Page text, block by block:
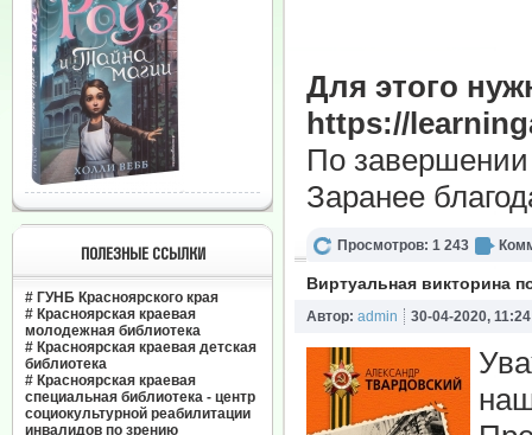
ПОЛЕЗНЫЕ ССЫЛКИ
# ГУНБ Красноярского края
# Красноярская краевая
молодежная библиотека
# Красноярская краевая детская
библиотека
# Красноярская краевая
специальная библиотека - центр
социокультурной реабилитации
инвалидов по зрению
Для этого
https://
По
Заранее
Просмотров: 1 243
Виртуальная викторина
Автор: admin 30-04-2020, 11:24